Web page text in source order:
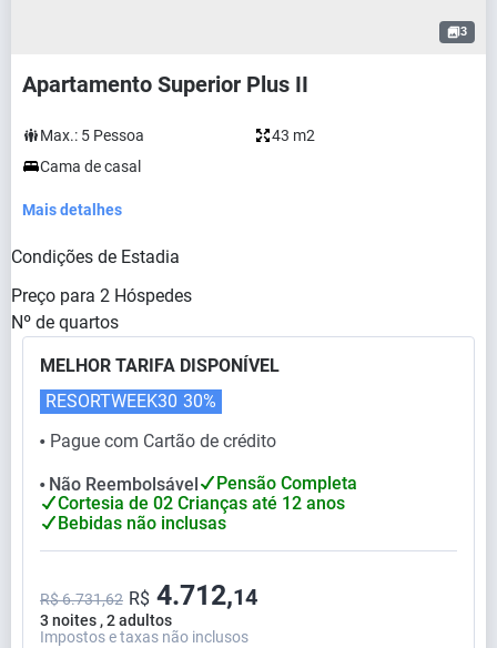
3
Apartamento Superior Plus II
Max.: 5 Pessoa
43 m2
Cama de casal
Mais detalhes
Condições de Estadia
Preço para 2 Hóspedes
Nº de quartos
MELHOR TARIFA DISPONÍVEL
⬤ Pague com Cartão de crédito
RESORTWEEK30 30%
⬤ Não Reembolsável
Pensão Completa
Cortesia de 02 Crianças até 12 anos
Bebidas não inclusas
3 noites , 2 adultos
R$ 6.731,62 R$ 4.712,14
Impostos e taxas não inclusos